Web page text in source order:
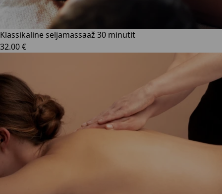
Klassikaline seljamassaaž 30 minutit
32.00 €